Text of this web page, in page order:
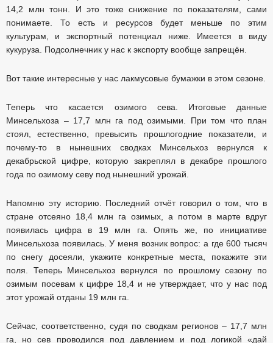
14,2 млн тонн. И это тоже снижение по показателям, сами
понимаете. То есть и ресурсов будет меньше по этим
культурам, и экспортный потенциал ниже. Имеется в виду
кукуруза. Подсолнечник у нас к экспорту вообще запрещён.
Вот такие интересные у нас лакмусовые бумажки в этом сезоне.
Теперь что касается озимого сева. Итоговые данные
Минсельхоза – 17,7 млн га под озимыми. При том что план
стоял, естественно, превысить прошлогодние показатели, и
почему-то в нынешних сводках Минсельхоз вернулся к
декабрьской цифре, которую закреплял в декабре прошлого
года по озимому севу под нынешний урожай.
Напомню эту историю. Последний отчёт говорил о том, что в
стране отсеяно 18,4 млн га озимых, а потом в марте вдруг
появилась цифра в 19 млн га. Опять же, по инициативе
Минсельхоза появилась. У меня возник вопрос: а где 600 тысяч
по снегу досеяли, укажите конкретные места, покажите эти
поля. Теперь Минсельхоз вернулся по прошлому сезону по
озимым посевам к цифре 18,4 и не утверждает, что у нас под
этот урожай отданы 19 млн га.
Сейчас, соответственно, судя по сводкам регионов – 17,7 млн
га, но сев проводился под давлением и под логикой «дай